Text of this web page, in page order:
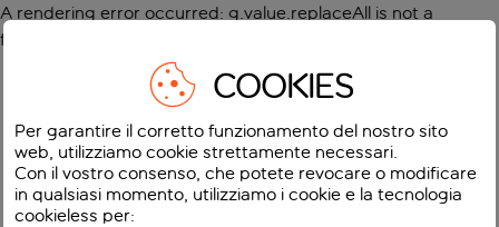
A rendering error occurred: g.value.replaceAll is not a
function
COOKIES
Per garantire il corretto funzionamento del nostro sito
web, utilizziamo cookie strettamente necessari.
Con il vostro consenso, che potete revocare o modificare
in qualsiasi momento, utilizziamo i cookie e la tecnologia
cookieless per: